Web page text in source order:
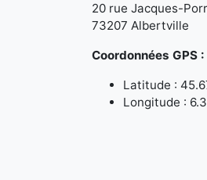
20 rue Jacques-
73207 Albertville
Coordonnées GPS :
Latitude :
Longitude :